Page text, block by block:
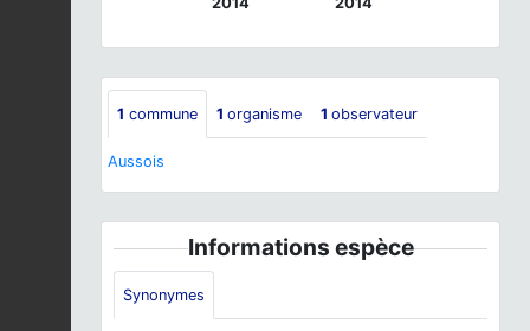
1 commune 1 organisme 1 observateur
Aussois
Informations espèce
Synonymes